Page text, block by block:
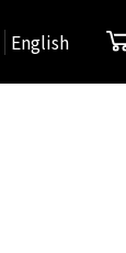
English